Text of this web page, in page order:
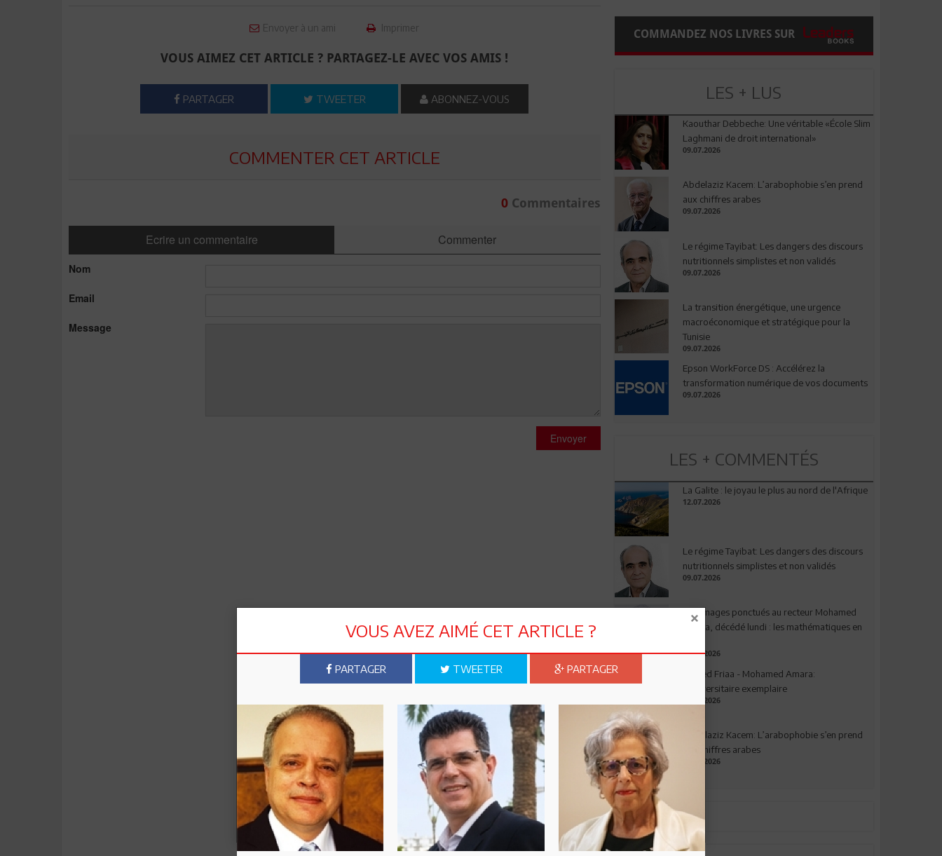
Envoyer à un ami Imprimer
VOUS AIMEZ CET ARTICLE ? PARTAGEZ-LE AVEC VOS AMIS !
PARTAGER TWEETER ABONNEZ-VOUS
COMMENTER CET ARTICLE
0Commentaires
Ecrire un commentaire Commenter
Nom
Email
Message
Envoyer
COMMANDEZ NOS LIVRES SUR
LES + LUS
Kaouthar Debbeche: Une véritable «École Slim
Laghmani de droit international»
09.07.2026
Abdelaziz Kacem: L’arabophobie s’en prend
aux chiffres arabes
09.07.2026
Le régime Tayibat: Les dangers des discours
nutritionnels simplistes et non validés
09.07.2026
La transition énergétique, une urgence
macroéconomique et stratégique pour la
Tunisie
09.07.2026
Epson WorkForce DS : Accélérez la
transformation numérique de vos documents
09.07.2026
LES + COMMENTÉS
La Galite : le joyau le plus au nord de l'Afrique
12.07.2026
Le régime Tayibat: Les dangers des discours
nutritionnels simplistes et non validés
09.07.2026
Hommages ponctués au recteur Mohamed
Amara, décédé lundi : les mathématiques en
03.08.2026
Ahmed Friaa - Mohamed Amara:
l’Universitaire exemplaire
04.08.2026
Abdelaziz Kacem: L’arabophobie s’en prend
aux chiffres arabes
09.07.2026
VOUS AVEZ AIMÉ CET ARTICLE ?
PARTAGER TWEETER PARTAGER